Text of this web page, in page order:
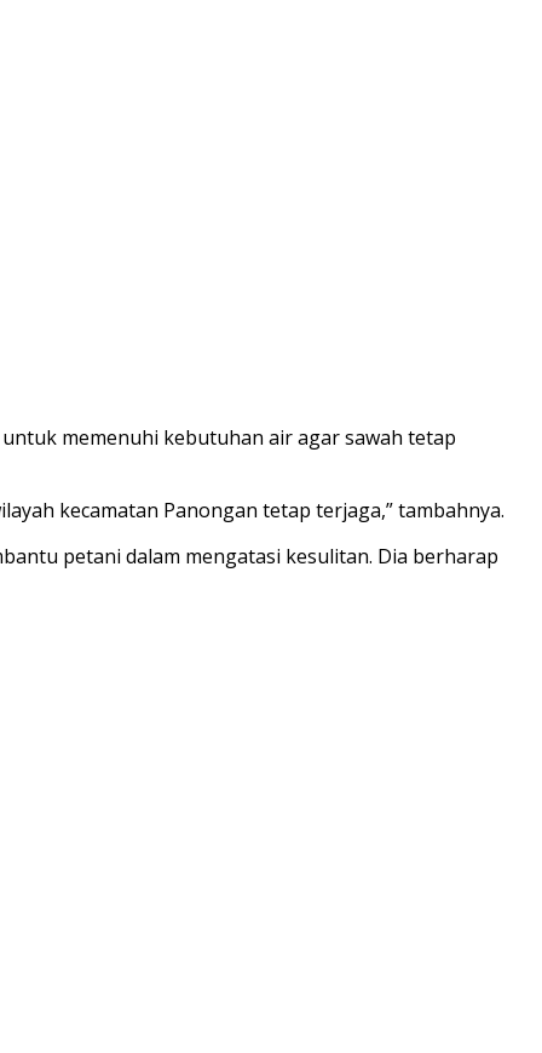
memenuhi kebutuhan air agar sawah tetap
kecamatan Panongan tetap terjaga,” tambahnya.
petani dalam mengatasi kesulitan. Dia berharap